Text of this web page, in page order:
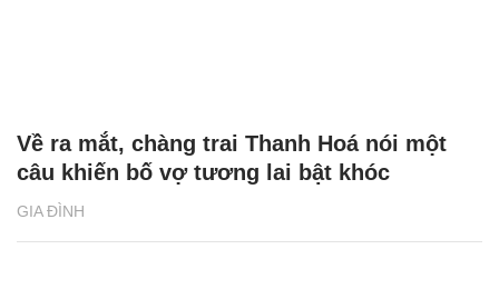
GIA ĐÌNH
Về ra mắt, chàng trai Thanh Hoá nói một
câu khiến bố vợ tương lai bật khóc